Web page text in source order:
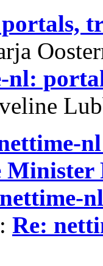
nl:
nettime-
Re: